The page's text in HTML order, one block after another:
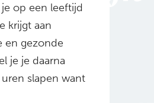
op een leeftijd
krijgt aan
en gezonde
je je daarna
slapen want